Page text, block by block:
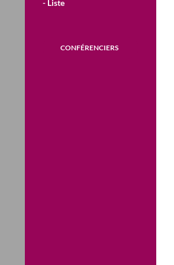
- Liste
CONFÉRENCIERS